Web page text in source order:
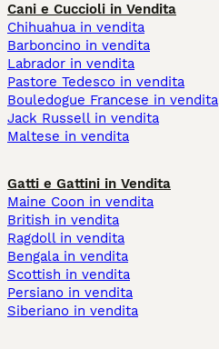
Cani e Cuccioli in Vendita
Chihuahua in vendita
Barboncino in vendita
Labrador in vendita
Pastore Tedesco in vendita
Bouledogue Francese in vendita
Jack Russell in vendita
Maltese in vendita
Gatti e Gattini in Vendita
Maine Coon in vendita
British in vendita
Ragdoll in vendita
Bengala in vendita
Scottish in vendita
Persiano in vendita
Siberiano in vendita